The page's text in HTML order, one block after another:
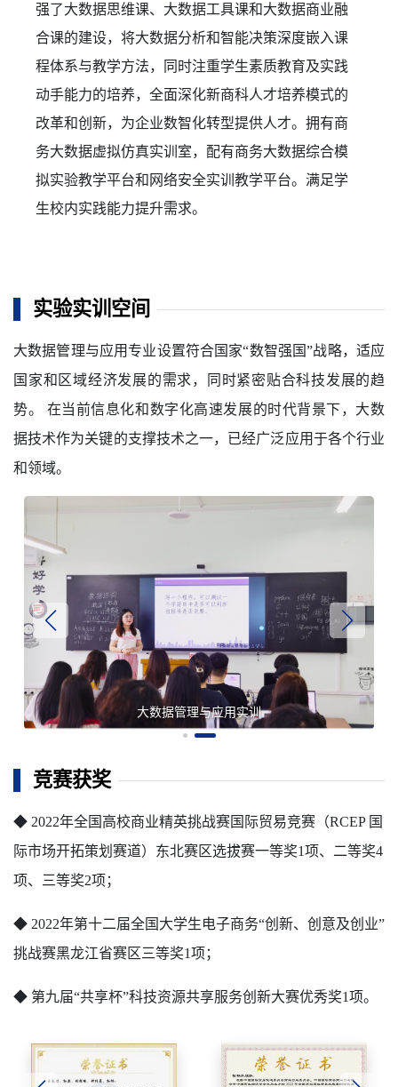
强了大数据思维课、大数据工具课和大数据商业融
合课的建设，将大数据分析和智能决策深度嵌入课
程体系与教学方法，同时注重学生素质教育及实践
动手能力的培养，全面深化新商科人才培养模式的
改革和创新，为企业数智化转型提供人才。拥有商
务大数据虚拟仿真实训室，配有商务大数据综合模
拟实验教学平台和网络安全实训教学平台。满足学
生校内实践能力提升需求。
实验实训空间
大数据管理与应用专业设置符合国家“数智强国”战略，适应
国家和区域经济发展的需求，同时紧密贴合科技发展的趋
势。 在当前信息化和数字化高速发展的时代背景下，大数
据技术作为关键的支撑技术之一，已经广泛应用于各个行业
和领域。
大数据管理与应用实训室
竞赛获奖
◆ 2022年全国高校商业精英挑战赛国际贸易竞赛（RCEP 国
际市场开拓策划赛道）东北赛区选拔赛一等奖1项、二等奖4
项、三等奖2项；
◆ 2022年第十二届全国大学生电子商务“创新、创意及创业”
挑战赛黑龙江省赛区三等奖1项；
◆ 第九届“共享杯”科技资源共享服务创新大赛优秀奖1项。